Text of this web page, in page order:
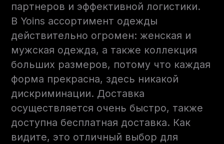
партнеров и эффективной логистики.
В Yoins ассортимент одежды
действительно огромен: женская и
мужская одежда, а также коллекция
больших размеров, потому что каждая
форма прекрасна, здесь никакой
дискриминации. Доставка
осуществляется очень быстро, также
доступна бесплатная доставка. Как
видите, это отличный выбор для